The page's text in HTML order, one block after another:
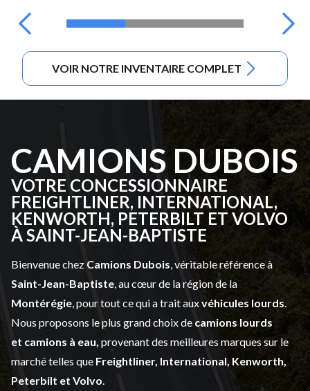
VOIR NOTRE INVENTAIRE COMPLET
CAMIONS DUBOIS
VOTRE CONCESSIONNAIRE
FREIGHTLINER, INTERNATIONAL,
KENWORTH, PETERBILT ET VOLVO
À SAINT-JEAN-BAPTISTE
Bienvenue chez Camions Dubois , véritable référence à
Saint-Jean-Baptiste , au cœur de la région de la
Montérégie , pour tout ce qui a trait auxvéhicules lourds
Nous proposons le plus grand choix de camions lourds
et camions à eau, provenant des meilleures marques sur le
marché telles que Freightliner, International, Kenworth,
Peterbilt et Volvo